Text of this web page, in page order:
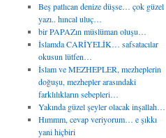
Beş patlıcan denize düşse… çok güzel
yazı.. hıncal uluç…
bir PAPAZın müslüman oluşu…
İslamda CARİYELİK… safsatacılar
okusun lütfen…
İslam ve MEZHEPLER, mezheplerin
doğuşu, mezhepler arasındaki
farklılıkların sebepleri…
Yakında güzel şeyler olacak inşallah…
Hımmm, cevap veriyorum… e şıkkı
yani hiçbiri